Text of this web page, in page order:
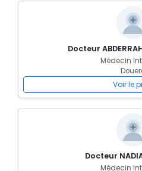
Docteur
Médecin
Voir le
Docteur
Médecin